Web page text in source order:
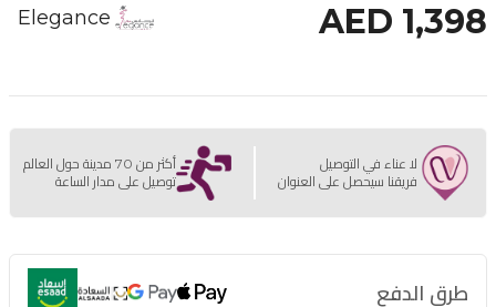
AED 1,398
Elegance
لا عناء في التوصيل
فريقنا سيحصل على العنوان
أكثر من 70 مدينة حول العالم
توصيل على مدار الساعة
طرق الدفع